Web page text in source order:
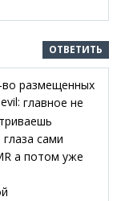
ОТВЕТИТЬ
размещенных
главное не
сами
а потом уже